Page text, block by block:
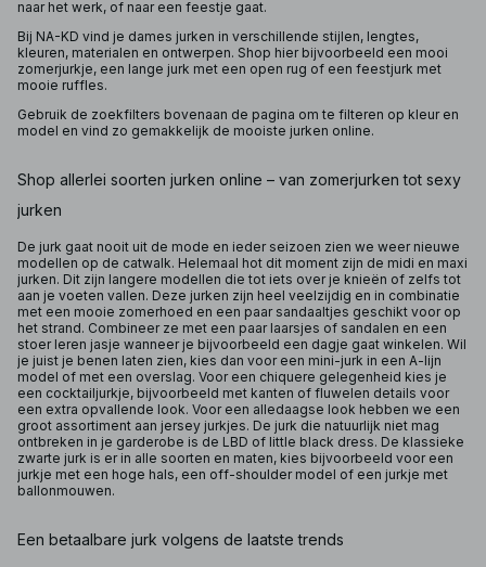
naar het werk, of naar een feestje gaat.
Bij NA-KD vind je dames jurken in verschillende stijlen, lengtes,
kleuren, materialen en ontwerpen. Shop hier bijvoorbeeld een mooi
zomerjurkje, een lange jurk met een open rug of een feestjurk met
mooie ruffles.
Gebruik de zoekfilters bovenaan de pagina om te filteren op kleur en
model en vind zo gemakkelijk de mooiste jurken online.
Shop allerlei soorten jurken online – van zomerjurken tot sexy
jurken
De jurk gaat nooit uit de mode en ieder seizoen zien we weer nieuwe
modellen op de catwalk. Helemaal hot dit moment zijn de midi en maxi
jurken. Dit zijn langere modellen die tot iets over je knieën of zelfs tot
aan je voeten vallen. Deze jurken zijn heel veelzijdig en in combinatie
met een mooie zomerhoed en een paar sandaaltjes geschikt voor op
het strand. Combineer ze met een paar laarsjes of sandalen en een
stoer leren jasje wanneer je bijvoorbeeld een dagje gaat winkelen. Wil
je juist je benen laten zien, kies dan voor een mini-jurk in een A-lijn
model of met een overslag. Voor een chiquere gelegenheid kies je
een cocktailjurkje, bijvoorbeeld met kanten of fluwelen details voor
een extra opvallende look. Voor een alledaagse look hebben we een
groot assortiment aan jersey jurkjes. De jurk die natuurlijk niet mag
ontbreken in je garderobe is de LBD of little black dress. De klassieke
zwarte jurk is er in alle soorten en maten, kies bijvoorbeeld voor een
jurkje met een hoge hals, een off-shoulder model of een jurkje met
ballonmouwen.
Een betaalbare jurk volgens de laatste trends